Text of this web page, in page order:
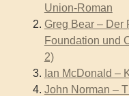
Union-Roman
Greg Bear – Der
Foundation und
2)
Ian McDonald –
John Norman –